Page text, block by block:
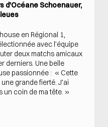
d'Océane Schoenauer,
en Régional 1,
avec l’équipe
deux matchs amicaux
derniers. Une belle
passionnée : « Cette
une grande fierté. J’ai
un coin de ma tête. »